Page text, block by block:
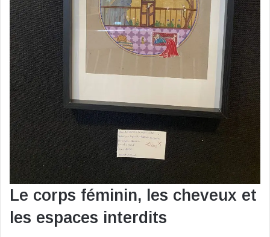
Le corps féminin, les cheveux et
les espaces interdits